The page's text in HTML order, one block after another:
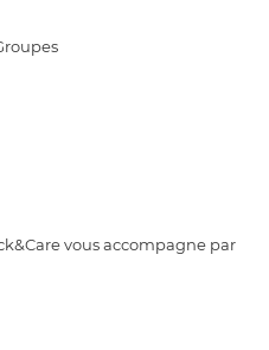
vous accompagne par